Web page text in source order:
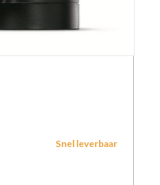
Snel leverbaar